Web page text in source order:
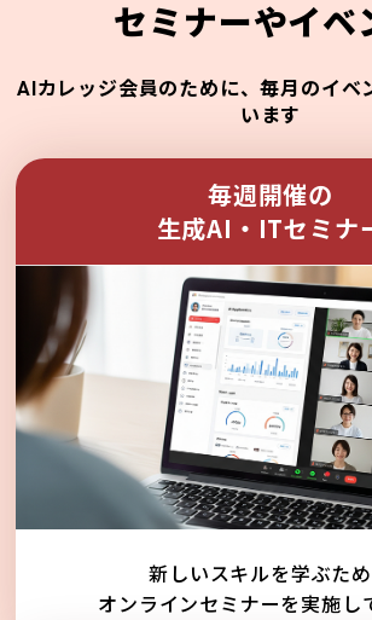
セミナーやイベ
AIカレッジ会員のために、毎月のイベ
います
毎週開催の
生成AI・ITセミナ
新しいスキルを学ぶた
オンラインセミナーを実施し